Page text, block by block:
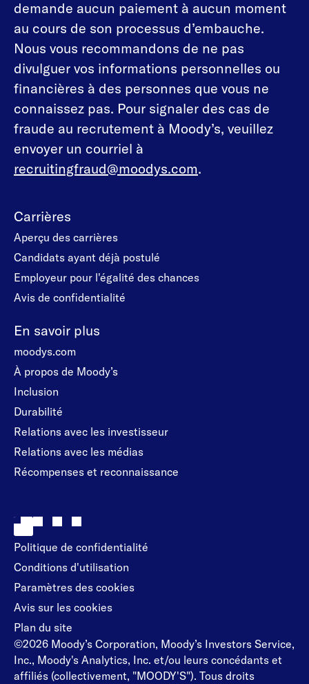
demande aucun paiement à aucun moment
au cours de son processus d’embauche.
Nous vous recommandons de ne pas
divulguer vos informations personnelles ou
financières à des personnes que vous ne
connaissez pas. Pour signaler des cas de
fraude au recrutement à Moody’s, veuillez
envoyer un courriel à
recruitingfraud@moodys.com.
Carrières
Aperçu des carrières
Candidats ayant déjà postulé
Employeur pour l'égalité des chances
Avis de confidentialité
En savoir plus
moodys.com
À propos de Moody’s
Inclusion
Durabilité
Relations avec les investisseur
Relations avec les médias
Récompenses et reconnaissance
Politique de confidentialité
Conditions d'utilisation
Paramètres des cookies
Avis sur les cookies
Plan du site
©2026 Moody’s Corporation, Moody’s Investors Service,
Inc., Moody's Analytics, Inc. et/ou leurs concédants et
affiliés (collectivement, "MOODY'S"). Tous droits